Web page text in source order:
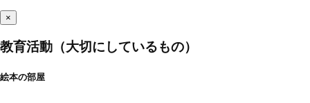
×
教育活動（大切にしているもの）
絵本の部屋